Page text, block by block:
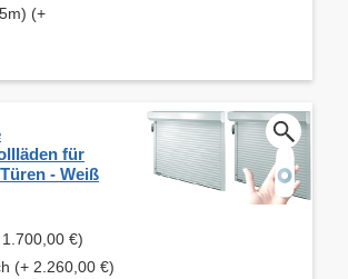
(+
für
- Weiß
€)
(+ 2.260,00 €)